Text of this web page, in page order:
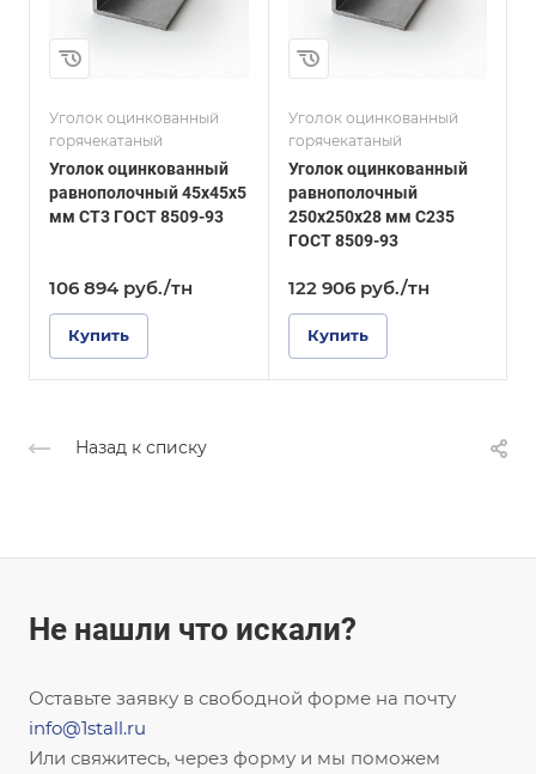
Уголок оцинкованный
горячекатаный
Уголок оцинкованный
равнополочный 45х45х5
мм СТ3 ГОСТ 8509-93
106 894 руб./тн
Купить
Толщина, мм
ГОСТ, ТУ
ГОСТ 8509-93
Покрытие
Оцинкованное
Уголок оцинкованный
горячекатаный
Уголок оцинкованный
равнополочный
250х250х28 мм С235
ГОСТ 8509-93
122 906 руб./тн
Купить
Толщина, мм
ГОСТ, ТУ
ГОСТ 8509-93
Покрытие
Оцинкованное
Назад к списку
Не нашли что искали?
Оставьте заявку в свободной форме на почту
info@1stall.ru
Или свяжитесь, через форму и мы поможем